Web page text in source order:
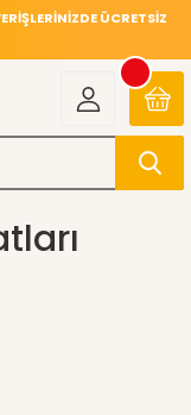
ÜCRETSİZ